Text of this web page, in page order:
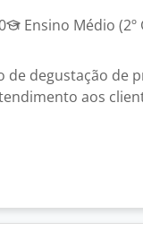
Ensino Médio (2º
de degustação de
aos